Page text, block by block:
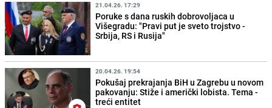
21.04.26. 17:29
Poruke s dana ruskih dobrovoljaca u
Višegradu: "Pravi put je sveto trojstvo -
Srbija, RS i Rusija"
20.04.26. 19:54
Pokušaj prekrajanja BiH u Zagrebu u novom
pakovanju: Stiže i američki lobista. Tema -
treći entitet